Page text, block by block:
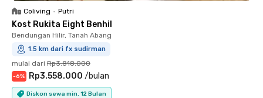
Coliving • Putri
Kost Rukita Eight Benhil
Bendungan Hilir, Tanah Abang
1.5 km dari fx sudirman
mulai dari Rp3.818.000
-6% Rp3.558.000 /bulan
Diskon sewa min. 12 Bulan